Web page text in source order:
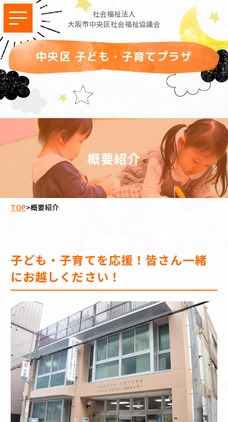
社会福祉法人
大阪市中央区社会福祉協議会
中央区 子ども・子育てプラザ
概要紹介
TOP>概要紹介
子ども・子育てを応援！皆さん一緒
にお越しください！